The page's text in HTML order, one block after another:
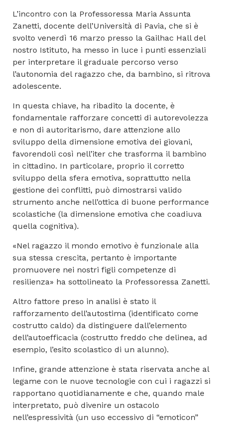
L’incontro con la Professoressa Maria Assunta
Zanetti, docente dell’Università di Pavia, che si è
svolto venerdì 16 marzo presso la Gailhac Hall del
nostro Istituto, ha messo in luce i punti essenziali
per interpretare il graduale percorso verso
l’autonomia del ragazzo che, da bambino, si ritrova
adolescente.
In questa chiave, ha ribadito la docente, è
fondamentale rafforzare concetti di autorevolezza
e non di autoritarismo, dare attenzione allo
sviluppo della dimensione emotiva dei giovani,
favorendoli così nell’iter che trasforma il bambino
in cittadino. In particolare, proprio il corretto
sviluppo della sfera emotiva, soprattutto nella
gestione dei conflitti, può dimostrarsi valido
strumento anche nell’ottica di buone performance
scolastiche (la dimensione emotiva che coadiuva
quella cognitiva).
«Nel ragazzo il mondo emotivo è funzionale alla
sua stessa crescita, pertanto è importante
promuovere nei nostri figli competenze di
resilienza» ha sottolineato la Professoressa Zanetti.
Altro fattore preso in analisi è stato il
rafforzamento dell’autostima (identificato come
costrutto caldo) da distinguere dall’elemento
dell’autoefficacia (costrutto freddo che delinea, ad
esempio, l’esito scolastico di un alunno).
Infine, grande attenzione è stata riservata anche al
legame con le nuove tecnologie con cui i ragazzi si
rapportano quotidianamente e che, quando male
interpretato, può divenire un ostacolo
nell’espressività (un uso eccessivo di “emoticon”